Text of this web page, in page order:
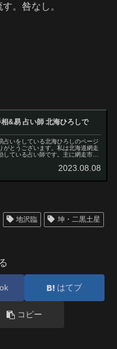
。咎なし。
&易 占い師 北海ひろしで
占いをしている北海ひろしのページ
がとうございます。私は北海道網走
している占い師です。主に網走市や
ています。こ…
2023.08.08
地沢臨
坤・二黒土星
はてブ
コピー